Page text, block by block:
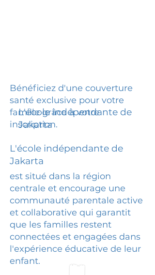
Bénéficiez d'une couverture
santé exclusive pour votre
famille grâce à votre
inscription.
L'école indépendante de
Jakarta
L'école indépendante de
Jakarta
est situé dans la région
centrale et encourage une
communauté parentale active
et collaborative qui garantit
que les familles restent
connectées et engagées dans
l'expérience éducative de leur
enfant.